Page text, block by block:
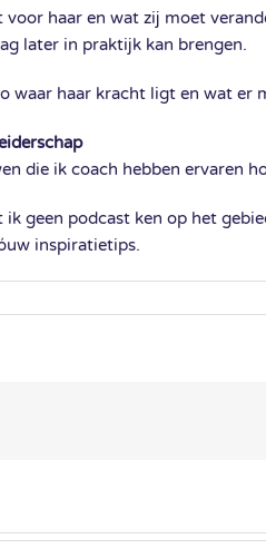
haar en wat zij moet
later in praktijk kan brengen.
waar haar kracht ligt en wat er
die ik coach hebben ervaren
ik geen podcast ken op het
inspiratietips.